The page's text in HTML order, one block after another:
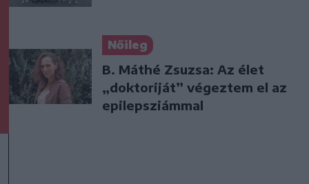
Nőileg
B. Máthé Zsuzsa: Az élet
„doktoriját” végeztem el az
epilepsziámmal